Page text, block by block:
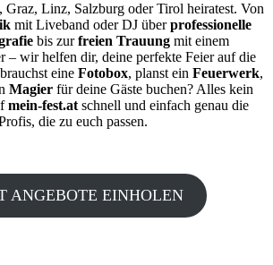
Graz, Linz, Salzburg oder Tirol heiratest. Von
mit Liveband oder DJ überprofessionelle
bis zurfreien Trauungmit einem
– wir helfen dir, deine perfekte Feier auf die
eine Fotobox, planst ein Feuerwerk,
Magierfür deine Gäste buchen? Alles kein
mein-fest.atschnell und einfach genau die
die zu euch passen.
ANGEBOTE EINHOLEN